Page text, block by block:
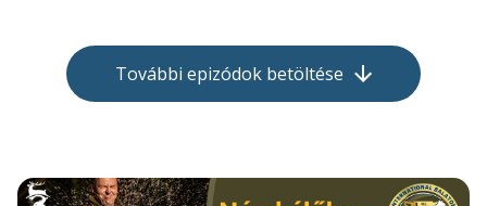
További epizódok betöltése